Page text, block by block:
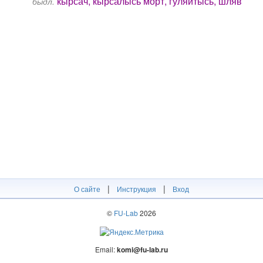
О сайте | Инструкция | Вход
© FU-Lab2026
Email:komi@fu-lab.ru